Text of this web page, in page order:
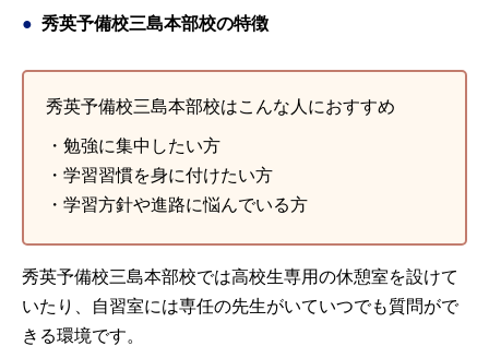
秀英予備校三島本部校の特徴
秀英予備校三島本部校はこんな人におすすめ
・勉強に集中したい方
・学習習慣を身に付けたい方
・学習方針や進路に悩んでいる方
秀英予備校三島本部校では高校生専用の休憩室を設けて
いたり、自習室には専任の先生がいていつでも質問がで
きる環境です。